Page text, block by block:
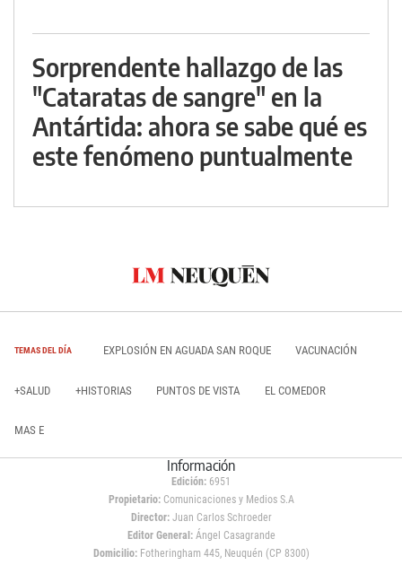
Sorprendente hallazgo de las
"Cataratas de sangre" en la
Antártida: ahora se sabe qué es
este fenómeno puntualmente
TEMAS DEL DÍA EXPLOSIÓN EN AGUADA SAN ROQUE VACUNACIÓN
+SALUD +HISTORIAS PUNTOS DE VISTA EL COMEDOR
MAS E
Información
Edición: 6951
Propietario:Comunicaciones y Medios S.A
Director: Juan Carlos Schroeder
Editor General:Ángel Casagrande
Domicilio:Fotheringham 445, Neuquén (CP 8300)